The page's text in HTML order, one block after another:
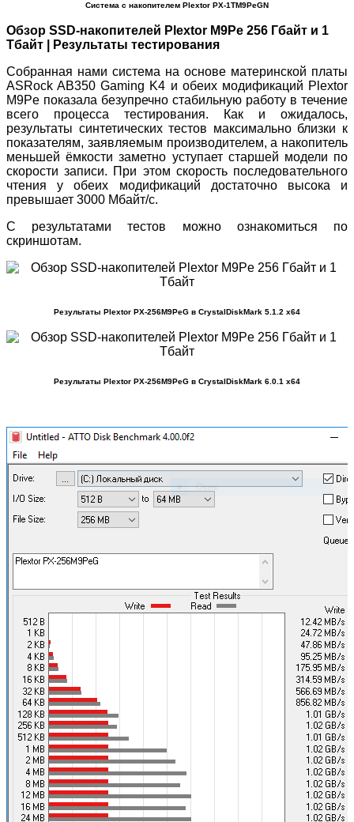
Система с накопителем Plextor PX-1TM9PeGN
Обзор SSD-накопителей Plextor M9Pe 256 Гбайт и 1
Тбайт | Результаты тестирования
Собранная нами система на основе материнской платы
ASRock AB350 Gaming K4 и обеих модификаций Plextor
M9Pe показала безупречно стабильную работу в течение
всего процесса тестирования. Как и ожидалось,
результаты синтетических тестов максимально близки к
показателям, заявляемым производителем, а накопитель
меньшей ёмкости заметно уступает старшей модели по
скорости записи. При этом скорость последовательного
чтения у обеих модификаций достаточно высока и
превышает 3000 Мбайт/c.
С результатами тестов можно ознакомиться по
скриншотам.
Результаты Plextor PX-256M9PeG в CrystalDiskMark 5.1.2 x64
Результаты Plextor PX-256M9PeG в CrystalDiskMark 6.0.1 x64